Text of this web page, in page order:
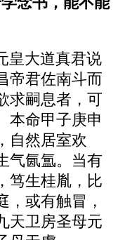
皇大道真君说
帝君佐南斗而
求嗣息者，可
本命甲子庚申
自然居室欢
气氤氲。当有
笃生桂胤，比
，或有触冒，
天卫房圣母元